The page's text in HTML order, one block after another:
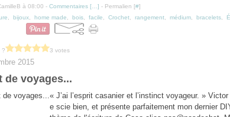
à 08:00 - Commentaires [ ] - Permalien [#]
bijoux home made bois facile Crochet rangement médium bracelets
? 3 votes
2015
de voyages...
« J’ai l’esprit casanier et l’instinct voyageur. »
e scie bien, et présente parfaitement mon dernier